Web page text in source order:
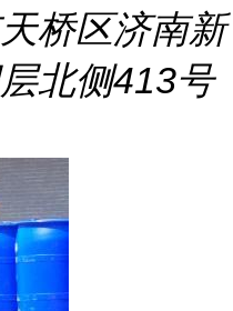
桥区济南新
北侧413号